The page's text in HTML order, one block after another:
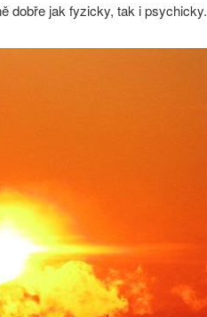
dobře jak fyzicky, tak i psychicky.